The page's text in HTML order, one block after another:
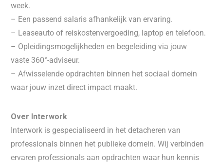
week.
– Een passend salaris afhankelijk van ervaring.
– Leaseauto of reiskostenvergoeding, laptop en telefoon.
– Opleidingsmogelijkheden en begeleiding via jouw
vaste 360°-adviseur.
– Afwisselende opdrachten binnen het sociaal domein
waar jouw inzet direct impact maakt.
Over Interwork
Interwork is gespecialiseerd in het detacheren van
professionals binnen het publieke domein. Wij verbinden
ervaren professionals aan opdrachten waar hun kennis